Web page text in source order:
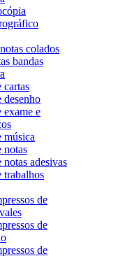
colados
bandas
cartas
desenho
exame e
música
notas
adesivas
trabalhos
de
de
de